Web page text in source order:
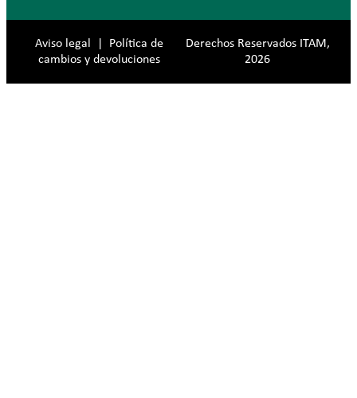
Aviso legal
Política de
cambios y devoluciones
Derechos Reservados ITAM,
2026